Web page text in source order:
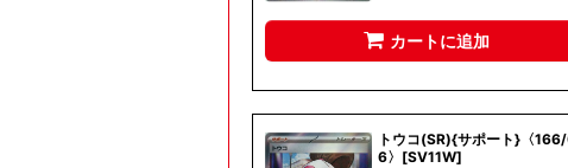
カートに追加
トウコ(SR){サポート}〈
6〉[SV11W]